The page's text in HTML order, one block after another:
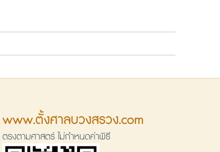
www.ตั้งศาลบวงสรวง.com
ตรงตามศาสตร์ ไม่กำหนดค่าพิธี